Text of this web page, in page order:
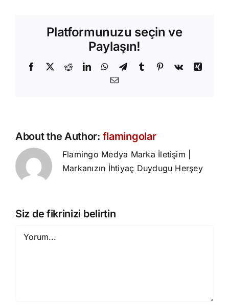
Platformunuzu seçin ve
Paylaşın!
Facebook
X RedditLinkedInWhatsApp
TelegramTumblr Pinterest
Vk
Xing
E-
About the Author: flamingolar
Flamingo Medya Marka İletişim |
Markanızın İhtiyaç Duydugu Herşey
Siz de fikrinizi belirtin
Yorum